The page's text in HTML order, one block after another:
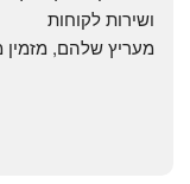
ושירות לקוחות
מעריץ שלהם,